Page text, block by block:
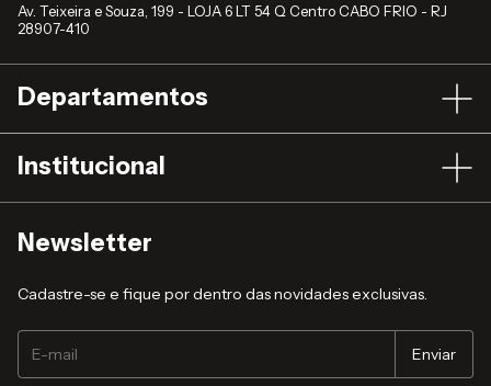
Av. Teixeira e Souza, 199 - LOJA 6 LT 54 Q Centro CABO FRIO - RJ
28907-410
Departamentos
Institucional
Newsletter
Cadastre-se e fique por dentro das novidades exclusivas.